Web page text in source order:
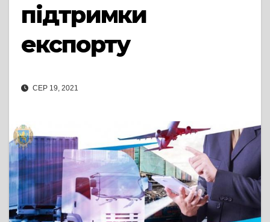
підтримки
експорту
СЕР 19, 2021